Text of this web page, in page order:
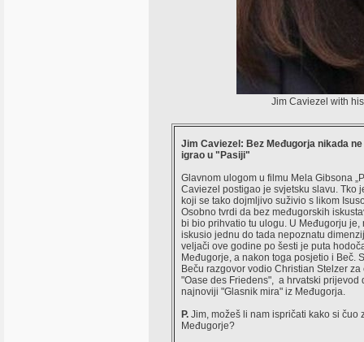
Jim Caviezel with
Jim Caviezel: Bez Međugorja nikada
igrao u "Pasiji"
Glavnom ulogom u filmu Mela Gibsona
Caviezel postigao je svjetsku slavu. Tko
koji se tako dojmljivo suživio s likom
Osobno tvrdi da bez međugorskih
bi bio prihvatio tu ulogu. U Međugorju je,
iskusio jednu do tada nepoznatu
veljači ove godine po šesti je puta
Međugorje, a nakon toga posjetio i Beč.
Beču razgovor vodio Christian Stelzer za
"Oase des Friedens", a hrvatski prijevod
najnoviji "Glasnik mira" iz Međugorja.
P. Jim, možeš li nam ispričati kako si čuo
Međugorje?